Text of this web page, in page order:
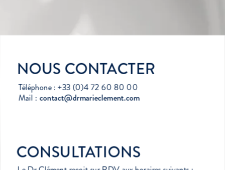
NOUS CONTACTER
Téléphone : +33 (0)4 72 60 80 00
Mail : contact@drmarieclement.com
CONSULTATIONS